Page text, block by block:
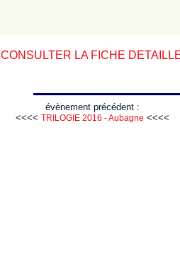
CONSULTER LA FICHE
évènement précédent :
<<<< TRILOGIE 2016 - Aubagne <<<<